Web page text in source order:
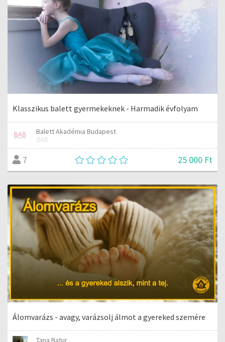
Klasszikus balett gyermekeknek - Harmadik évfolyam
Balett Akadémia Budapest
BAB
7 25 000 Ft
Álomvarázs - avagy, varázsolj álmot a gyereked szemére
Tana Batur